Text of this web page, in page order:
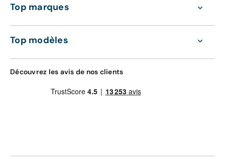
climatisation, le régulateur de vitesse, la caméra de
Vous pouvez également choisir le financement le mieux
Kuga d’occasion n’attend plus que vous sur Aramisauto !
Top marques
Top modèles
Découvrez les avis de nos clients